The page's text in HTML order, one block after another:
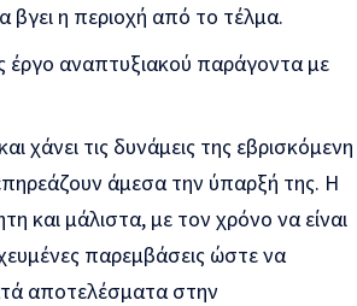
βγει η περιοχή από το τέλμα.
έργο αναπτυξιακού παράγοντα με
χάνει τις δυνάμεις της εβρισκόμενη
άμεσα την ύπαρξή της. Η
και μάλιστα, με τον χρόνο να είναι
παρεμβάσεις ώστε να
αποτελέσματα στην